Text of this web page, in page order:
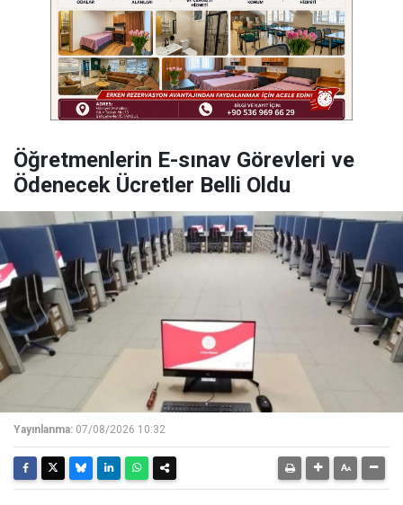
Öğretmenlerin E-sınav Görevleri ve
Ödenecek Ücretler Belli Oldu
Yayınlanma: 07/08/2026 10:32